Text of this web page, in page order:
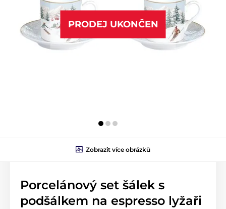
PRODEJ UKONČEN
Zobrazit více obrázků
Porcelánový set šálek s
podšálkem na espresso lyžaři